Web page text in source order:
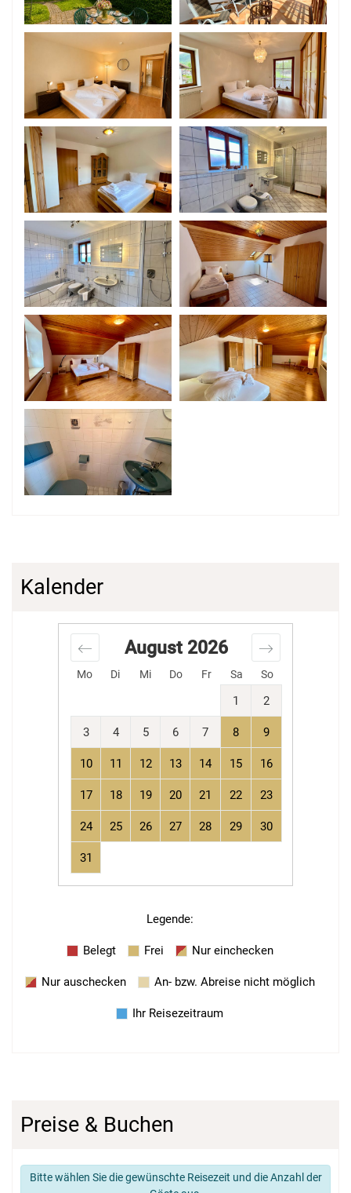
Kalender
Mo Di Mi Do Fr Sa So
August 2026
1 2
3 4 5 6 7 8 9
10 11 12 13 14 15 16
17 18 19 20 21 22 23
24 25 26 27 28 29 30
31
Legende:
Belegt Frei Nur einchecken
Nur auschecken An- bzw. Abreise nicht möglich
Ihr Reisezeitraum
Preise & Buchen
Bitte wählen Sie die gewünschte Reisezeit und die Anzahl der